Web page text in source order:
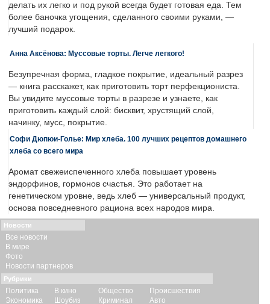
делать их легко и под рукой всегда будет готовая еда. Тем
более баночка угощения, сделанного своими руками, —
лучший подарок.
Анна Аксёнова: Муссовые торты. Легче легкого!
Безупречная форма, гладкое покрытие, идеальный разрез
— книга расскажет, как приготовить торт перфекциониста.
Вы увидите муссовые торты в разрезе и узнаете, как
приготовить каждый слой: бисквит, хрустящий слой,
начинку, мусс, покрытие.
Софи Дюпюи-Голье: Мир хлеба. 100 лучших рецептов домашнего
хлеба со всего мира
Аромат свежеиспеченного хлеба повышает уровень
эндорфинов, гормонов счастья. Это работает на
генетическом уровне, ведь хлеб — универсальный продукт,
основа повседневного рациона всех народов мира.
Новости
Все новости
В мире
Фото
Новости партнеров
Рубрики
Политика
Экономика
В кино
Шоубиз
Общество
Криминал
Происшествия
Авто